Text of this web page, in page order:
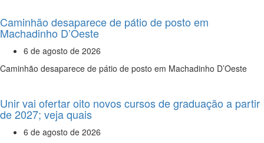
Caminhão desaparece de pátio de posto em
Machadinho D’Oeste
6 de agosto de 2026
Caminhão desaparece de pátio de posto em Machadinho D’Oeste
Unir vai ofertar oito novos cursos de graduação a partir
de 2027; veja quais
6 de agosto de 2026